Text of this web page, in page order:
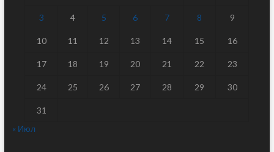
3 4 5 6 7 8 9
10 11 12 13 14 15 16
17 18 19 20 21 22 23
24 25 26 27 28 29 30
31
« Июл